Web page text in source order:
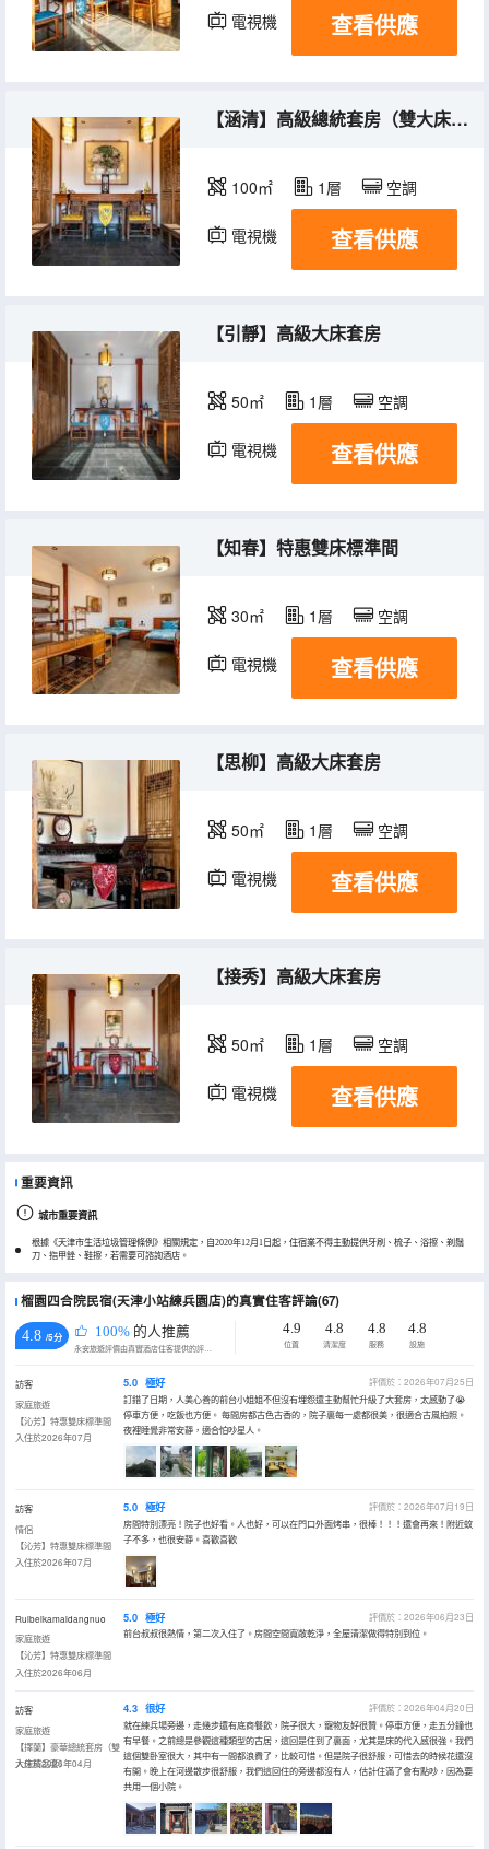
電視機 查看供應
【涵清】高級總統套房（雙大床精品套）
100㎡ 1層 空調
電視機 查看供應
【引靜】高級大床套房
50㎡ 1層 空調
電視機 查看供應
【知春】特惠雙床標準間
30㎡ 1層 空調
電視機 查看供應
【思柳】高級大床套房
50㎡ 1層 空調
電視機 查看供應
【接秀】高級大床套房
50㎡ 1層 空調
電視機 查看供應
重要資訊
城市重要資訊
根據《天津市生活垃圾管理條例》相關規定，自2020年12月1日起，住宿業不得主動提供牙刷、梳子、浴擦、剃鬚
刀、指甲銼、鞋擦，若需要可諮詢酒店。
榴園四合院民宿(天津小站練兵園店)的真實住客評論(67)
4.8 /5分 100% 的人推薦
永安旅遊評價由真實酒店住客提供的評價。
4.9
位置
4.8
清潔度
4.8
服務
4.8
設施
訪客
家庭旅遊
【沁芳】特惠雙床標準間
入住於2026年07月
5.0 極好
評價於：2026年07月25日
訂錯了日期，人美心善的前台小姐姐不但沒有埋怨還主動幫忙升級了大套房，太感動了😭
停車方便，吃飯也方便。 每間房都古色古香的，院子裏每一處都很美，很適合古風拍照。
夜裡睡覺非常安靜，適合怕吵星人。
訪客
情侶
【沁芳】特惠雙床標準間
入住於2026年07月
5.0 極好
評價於：2026年07月19日
房間特別漂亮！院子也好看。人也好，可以在門口外面烤串，很棒！！！還會再來！附近蚊
子不多，也很安靜。喜歡喜歡
Ruibeikamaidangnuo
家庭旅遊
【沁芳】特惠雙床標準間
入住於2026年06月
5.0 極好
評價於：2026年06月23日
前台叔叔很熱情，第二次入住了。房間空間寬敞乾淨，全屋清潔做得特別到位。
訪客
家庭旅遊
【擇蘭】豪華總統套房（雙
大床精品套）
入住於2026年04月
4.3 很好
評價於：2026年04月20日
就在練兵場旁邊，走幾步還有底商餐飲，院子很大，寵物友好很贊。停車方便，走五分鐘也
有早餐。之前總是參觀這種類型的古居，這回是住到了裏面，尤其是床的代入感很強。我們
這個雙卧室很大，其中有一間都浪費了，比較可惜。但是院子很舒服，可惜去的時候花還沒
有開。晚上在河邊散步很舒服，我們這回住的旁邊都沒有人，估計住滿了會有點吵，因為要
共用一個小院。